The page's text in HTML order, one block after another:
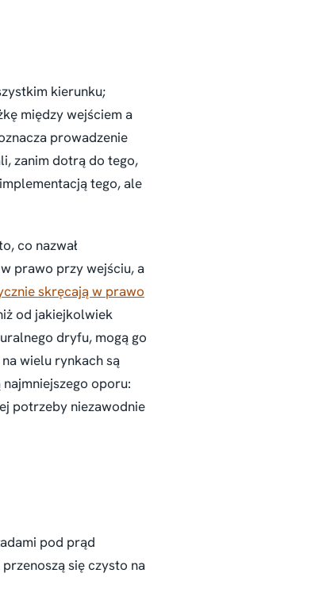
kierunku;
między wejściem a
prowadzenie
zanim dotrą do tego,
tego, ale
co nazwał
prawo przy wejściu, a
skręcają w prawo
od jakiejkolwiek
dryfu, mogą go
wielu rynkach są
oporu:
potrzeby niezawodnie
pod prąd
się czysto na